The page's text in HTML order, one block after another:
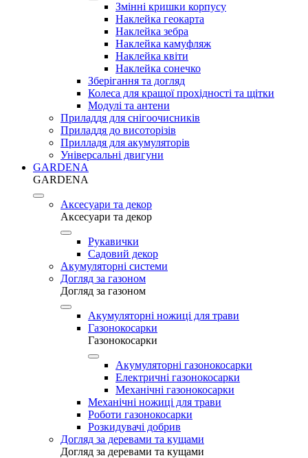
Змінні кришки корпусу
Наклейка геокарта
Наклейка зебра
Наклейка камуфляж
Наклейка квіти
Наклейка сонечко
Зберігання та догляд
Колеса для кращої прохідності та щітки
Модулі та антени
Приладдя для снігоочисників
Приладдя до висоторізів
Прилладя для акумуляторів
Універсальні двигуни
GARDENA
GARDENA
Аксесуари та декор
Аксесуари та декор
Рукавички
Садовий декор
Акумуляторні системи
Догляд за газоном
Догляд за газоном
Акумуляторні ножиці для трави
Газонокосарки
Газонокосарки
Акумуляторні газонокосарки
Електричні газонокосарки
Механічні газонокосарки
Механічні ножиці для трави
Роботи газонокосарки
Розкидувачі добрив
Догляд за деревами та кущами
Догляд за деревами та кущами